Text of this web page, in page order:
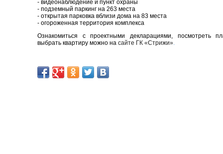
- видеонаблюдение и пункт охраны
- подземный паркинг на 263 места
- открытая парковка вблизи дома на 83 места
- огороженная территория комплекса
Ознакомиться с проектными декларациями, посмотреть
выбрать квартиру можно на сайте ГК «Стрижи».